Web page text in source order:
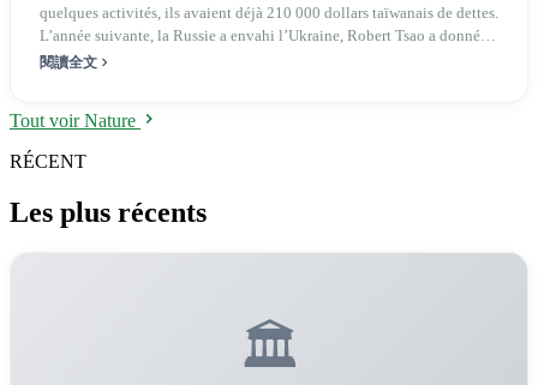
quelques activités, ils avaient déjà 210 000 dollars taïwanais de dettes.
L’année suivante, la Russie a envahi l’Ukraine, Robert Tsao a donné
600 millions, et lancé l’objectif de trois millions de « guerriers Ours
absolument pas de milices » ; plus elle enseigne sérieusement, plus la
elle devient un ballon politique. Une école née de la guerre, mais qui
閱讀全文
Tout voir Nature
RÉCENT
Les plus récents
🏛️